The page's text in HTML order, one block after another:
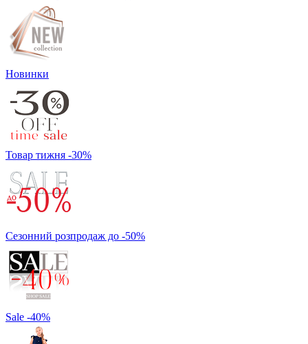
Новинки
Товар тижня -30%
Сезонний розпродаж до -50%
Sale -40%